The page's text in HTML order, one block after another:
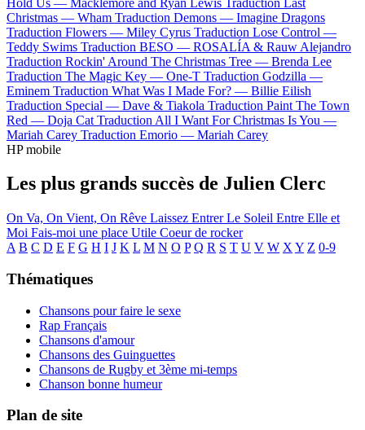
Christmas — Wham Traduction Demons — Imagine Dragons
Traduction Flowers — Miley Cyrus Traduction Lose Control —
Teddy Swims Traduction BESO — ROSALÍA & Rauw Alejandro
Traduction Rockin' Around The Christmas Tree — Brenda Lee
Traduction The Magic Key — One-T Traduction Godzilla —
Eminem Traduction What Was I Made For? — Billie Eilish
Traduction Special — Dave & Tiakola Traduction Paint The Town
Red — Doja Cat Traduction All I Want For Christmas Is You —
Mariah Carey Traduction Emorio — Mariah Carey
HP mobile
Les plus grands succès de Julien Clerc
On Va, On Vient, On Rêve Laissez Entrer Le Soleil Entre Elle et
Moi Fais-moi une place Utile Coeur de rocker
A B C D E F G H I J K L M N O P Q R S T U V W X Y Z 0-9
Thématiques
Chansons pour faire le sexe
Rap Français
Chansons d'amour
Chansons des Guinguettes
Chansons de Rugby et 3ème mi-temps
Chanson bonne humeur
Plan de site